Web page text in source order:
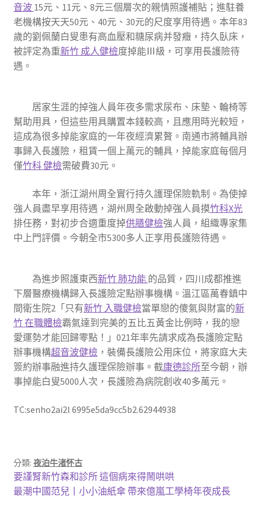
音波 15元、11元、8元三個層次的親情照護補貼；進駐養
老機構按天天50元、40元、30元的尺度享用待遇。本年83
歲的劉佩蘭白叟患有高血壓和糖尿病并發癥，持久臥床，
被評定為重新竹 成人健檢度掉能Ⅲ級，可享用長護險待
遇。
居家生涯的掉強人員年夜多需求尿布、床墊、輪椅等
幫助用具，但這些用具購置本錢較高，且應用時光較短，
這成為很多掉能家庭的一年夜經濟累贅。南通市將輔具辦
事歸入長護險，租賃一個上萬元的輔具，掉能家庭每個月
僅竹科 健檢需破費30元。
本年，浙江湖州周全實行持久護理保險軌制。為使掉
強人員盡早享用待遇，湖州周全啟動掉強人員摸竹科X光
排任務，對初步合適重度掉供膳健檢強人員，組織專家集
中上門評價。今朝全市5300多人正享用長護險待遇。
為進步照護東西新竹 肺功能 的品質，四川成都推進
下層醫療機構歸入長護險定點辦事機構。溫江區萬春鎮中
間衛生院2「只有新竹 入職健檢當單戀的傻氣與財富的新
竹 在職體檢霸氣達到完美的五比五黃金比例時，我的戀
愛運勢才能回歸零點！」021年率先請求成為長護險定點
辦事機構超音波健檢，裝備長護險公用床位，將家庭大夫
簽約辦事融進持久護理保險辦事。截康德診所至今朝，辦
事掉能白叟5000人次，長護險為病院創收40多萬元。
TC:senho2ai2l 6995e5da9cc5b2.62944938
分類: 夜泊牛渚怀古
文
章
上
一
要謹腎新竹森和診所 這個病來得鬧哄哄
下
最潮中國范兒丨小小油紙傘 帶來億嵐工學椅年夜成長